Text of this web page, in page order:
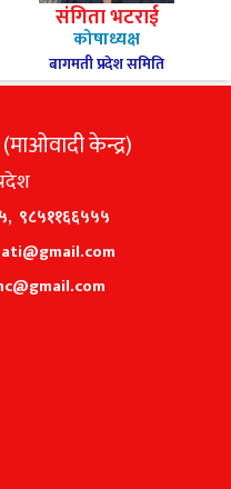
संगिता भटराई
कोषाध्यक्ष
बागमती प्रदेश समिति
केन्द्र)
९८५११६६५५५